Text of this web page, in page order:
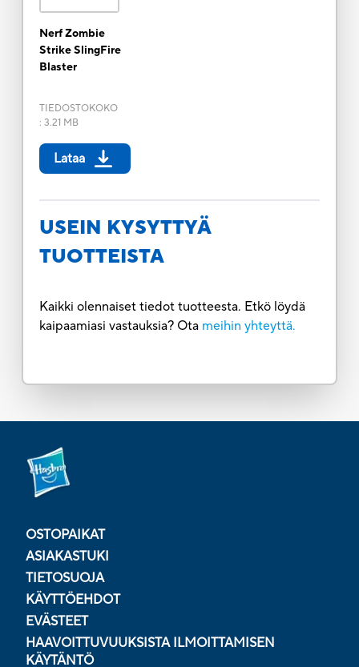
Nerf Zombie
Strike SlingFire
Blaster
TIEDOSTOKOKO
: 3.21 MB
Lataa
USEIN KYSYTTYÄ
TUOTTEISTA
Kaikki olennaiset tiedot tuotteesta. Etkö löydä
kaipaamiasi vastauksia? Ota meihin yhteyttä.
OSTOPAIKAT
ASIAKASTUKI
TIETOSUOJA
KÄYTTÖEHDOT
EVÄSTEET
HAAVOITTUVUUKSISTA ILMOITTAMISEN
KÄYTÄNTÖ